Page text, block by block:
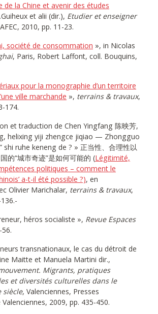
de la Chine et avenir des études
et alii (dir.), Etudier et enseigner
2010, pp. 11-23.
société de consommation », in Nicolas
, Paris, Robert Laffont, coll. Bouquins,
pour la monographie d’un territoire
ville marchande », terrains & travaux,
174.
et traduction de Chen Yingfang 陈映芳,
helixing yiji zhengce jiqiao — Zhongguo
shi ruhe keneng de ? » 正当性、合理性以
的“城市奇迹”是如何可能的 (Légitimité,
politiques – comment le
a-t-il été possible ?), en
Olivier Marichalar, terrains & travaux,
héros socialiste », Revue Espaces
transnationaux, le cas du détroit de
Maitte et Manuela Martini dir.,
Migrants, pratiques
et diversités culturelles dans le
siècle, Valenciennes, Presses
2009, pp. 435-450.